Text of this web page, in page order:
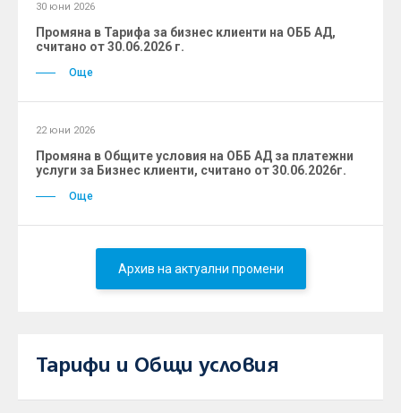
30 юни 2026
Промяна в Тарифа за бизнес клиенти на ОББ АД,
считано от 30.06.2026 г.
Още
22 юни 2026
Промяна в Общите условия на ОББ АД за платежни
услуги за Бизнес клиенти, считано от 30.06.2026г.
Още
Архив на актуални промени
Тарифи и Общи условия